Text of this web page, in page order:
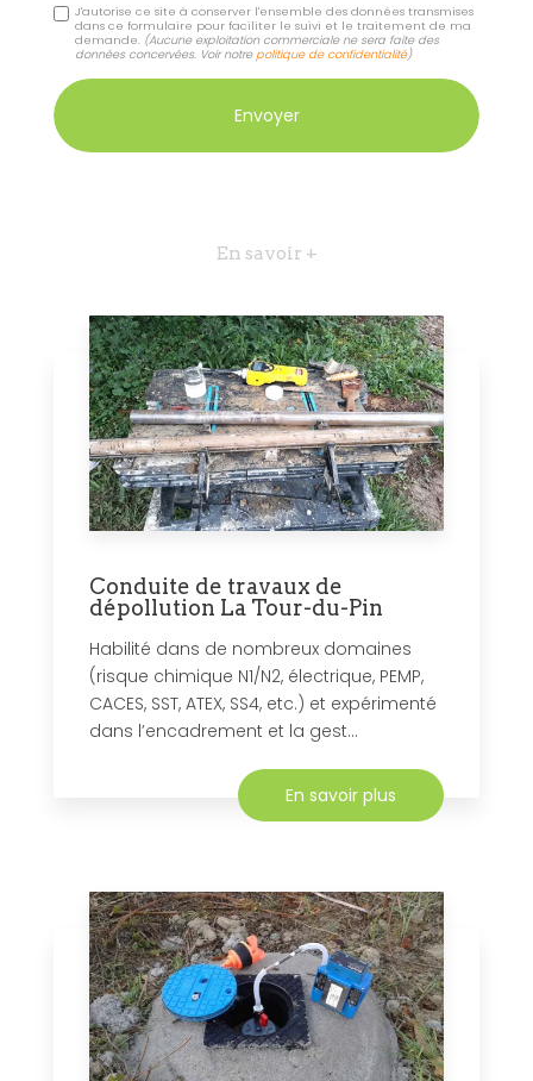
J'autorise ce site à conserver l'ensemble des données transmises
dans ce formulaire pour faciliter le suivi et le traitement de ma
demande. (Aucune exploitation commerciale ne sera faite des
données concervées. Voir notrepolitique de confidentialité)
En savoir +
Conduite de travaux de
dépollution La Tour-du-Pin
Habilité dans de nombreux domaines
(risque chimique N1/N2, électrique, PEMP,
CACES, SST, ATEX, SS4, etc.) et expérimenté
dans l’encadrement et la gest...
En savoir plus